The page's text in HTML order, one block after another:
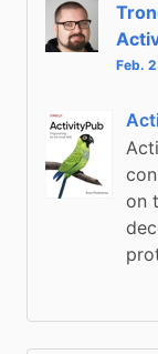
Feb.
on